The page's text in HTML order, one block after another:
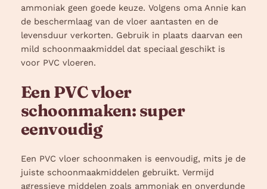
ammoniak geen goede keuze. Volgens oma Annie kan
de beschermlaag van de vloer aantasten en de
levensduur verkorten. Gebruik in plaats daarvan een
mild schoonmaakmiddel dat speciaal geschikt is
voor PVC vloeren.
Een PVC vloer
schoonmaken: super
eenvoudig
Een PVC vloer schoonmaken is eenvoudig, mits je de
juiste schoonmaakmiddelen gebruikt. Vermijd
agressieve middelen zoals ammoniak en onverdunde